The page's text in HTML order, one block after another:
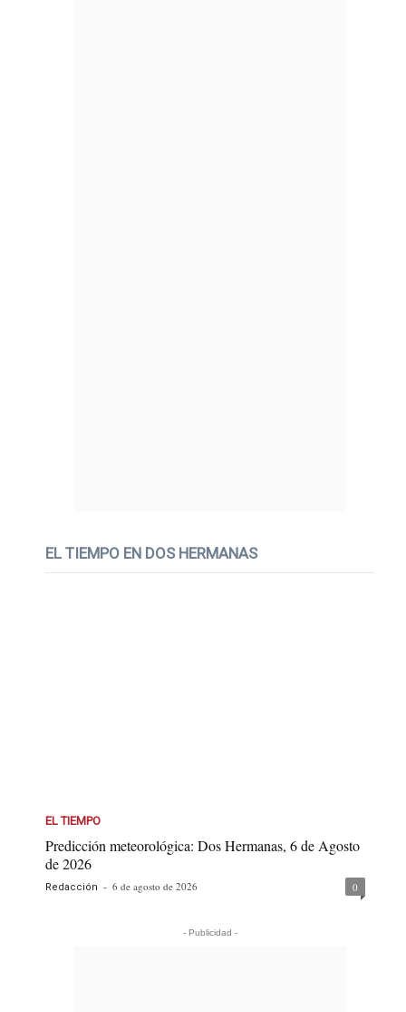
EL TIEMPO EN DOS HERMANAS
EL TIEMPO
Predicción meteorológica: Dos Hermanas, 6 de Agosto
de 2026
Redacción - 6 de agosto de 2026 0
- Publicidad -